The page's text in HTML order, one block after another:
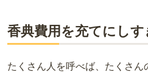
香典費用を充てにし
たくさん人を呼べば、たくさん